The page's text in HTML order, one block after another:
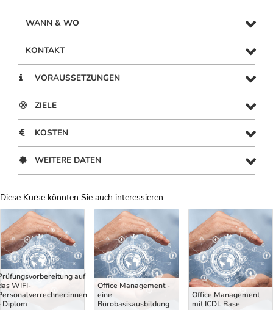
WANN & WO
KONTAKT
VORAUSSETZUNGEN
ZIELE
KOSTEN
WEITERE DATEN
Diese Kurse könnten Sie auch interessieren ...
Uber Weiterbildungsvorschläge
auf
WIFI-
Diplom
Office Management -
eine
Bürobasisausbildung
Office Management
mit ICDL Base